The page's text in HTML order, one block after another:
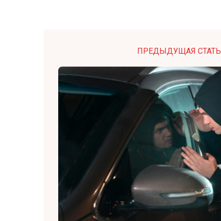
ПРЕДЫДУЩАЯ